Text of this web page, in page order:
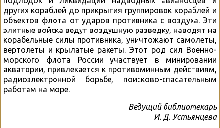
других кораблей до прикрытия группировок кораблей и
объектов флота от ударов противника с воздуха. Эти
элитные войска ведут воздушную разведку, наводят на
корабельные силы противника, уничтожают самолеты,
вертолеты и крылатые ракеты. Этот род сил Военно-
морского флота России участвует в минировании
акватории, привлекается к противоминным действиям,
радиоэлектронной борьбе, поисково-спасательным
работам на море.
Ведущий библиотекарь
И. Д. Устьянцева